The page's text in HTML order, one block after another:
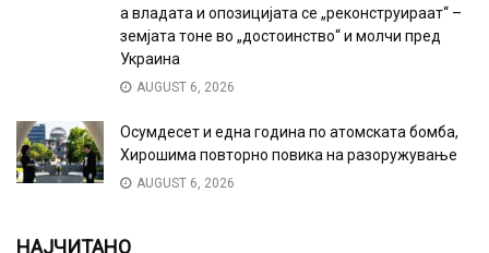
а владата и опозицијата се „реконструираат“ –
земјата тоне во „достоинство“ и молчи пред
Украина
AUGUST 6, 2026
Осумдесет и една година по атомската бомба,
Хирошима повторно повика на разоружување
AUGUST 6, 2026
НАЈЧИТАНО